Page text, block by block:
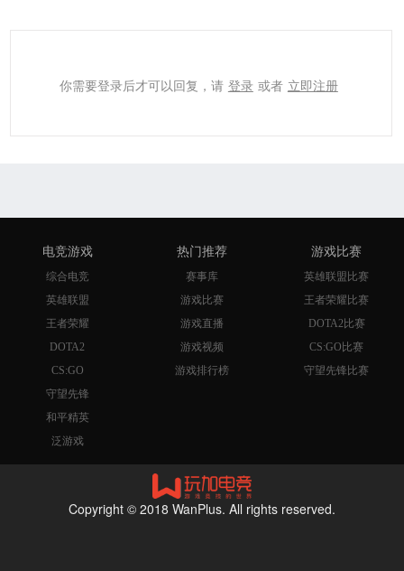
你需要登录后才可以回复，请 登录 或者 立即注册
电竞游戏
综合电竞
英雄联盟
王者荣耀
DOTA2
CS:GO
守望先锋
和平精英
泛游戏
热门推荐
赛事库
游戏比赛
游戏直播
游戏视频
游戏排行榜
游戏比赛
英雄联盟比赛
王者荣耀比赛
DOTA2比赛
CS:GO比赛
守望先锋比赛
Copyright © 2018 WanPlus. All rights reserved.